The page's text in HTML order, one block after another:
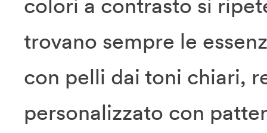
colori a contrasto si
trovano sempre le
con pelli dai toni chiari,
personalizzato con